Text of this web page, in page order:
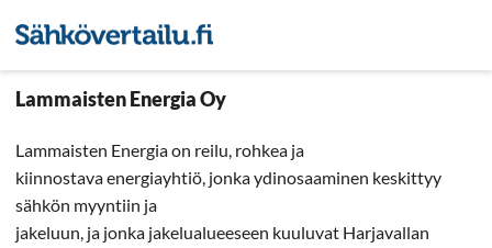
Lammaisten Energia Oy
Lammaisten Energia on reilu, rohkea ja
kiinnostava energiayhtiö, jonka ydinosaaminen keskittyy
sähkön myyntiin ja
jakeluun, ja jonka jakelualueeseen kuuluvat Harjavallan